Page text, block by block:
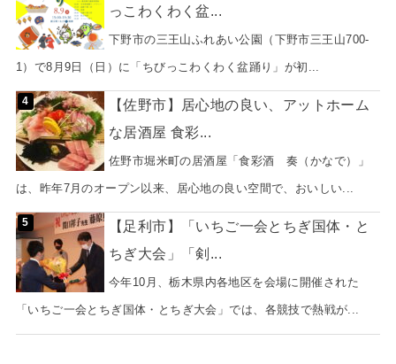
っこわくわく盆...
下野市の三王山ふれあい公園（下野市三王山700-
1）で8月9日（日）に「ちびっこわくわく盆踊り」が初...
【佐野市】居心地の良い、アットホーム
な居酒屋 食彩...
佐野市堀米町の居酒屋「食彩酒 奏（かなで）」
は、昨年7月のオープン以来、居心地の良い空間で、おいしい...
【足利市】「いちご一会とちぎ国体・と
ちぎ大会」「剣...
今年10月、栃木県内各地区を会場に開催された
「いちご一会とちぎ国体・とちぎ大会」では、各競技で熱戦が...